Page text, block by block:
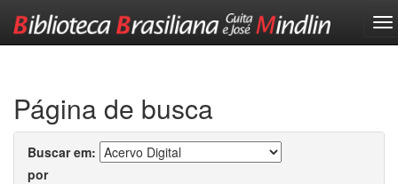
Página de busca
Buscar em:
por